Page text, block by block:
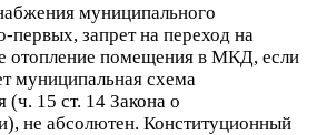
муниципального
первых, запрет на переход на
отопление помещения в МКД, если
муниципальная схема
(ч. 15 ст. 14 Закона о
не абсолютен. Конституционный